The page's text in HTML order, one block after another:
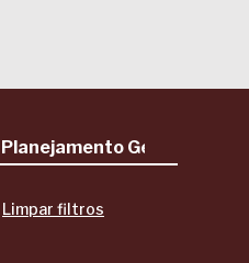
Limpar filtros